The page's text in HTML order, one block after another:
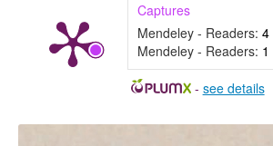
Captures
Mendeley - Readers: 4
Mendeley - Readers: 1
- see details